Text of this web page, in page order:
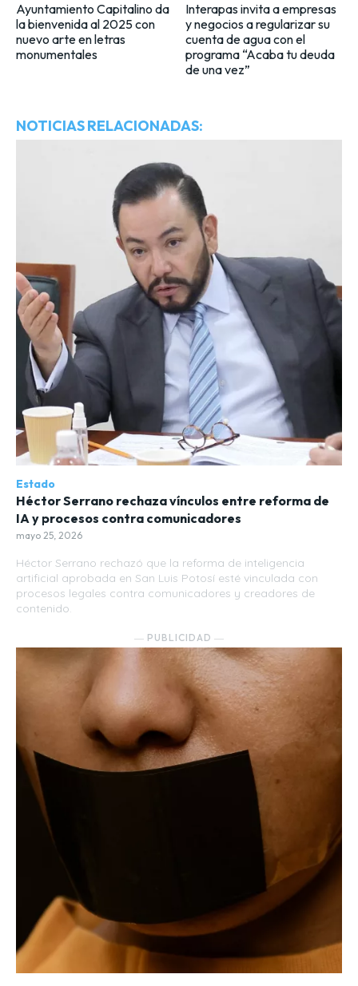
Ayuntamiento Capitalino da
la bienvenida al 2025 con
nuevo arte en letras
monumentales
Interapas invita a empresas
y negocios a regularizar su
cuenta de agua con el
programa “Acaba tu deuda
de una vez”
NOTICIAS RELACIONADAS:
Estado
Héctor Serrano rechaza vínculos entre reforma de
IA y procesos contra comunicadores
mayo 25, 2026
Héctor Serrano rechazó que la reforma de inteligencia
artificial aprobada en San Luis Potosí esté vinculada con
procesos legales contra comunicadores y creadores de
contenido.
― PUBLICIDAD ―